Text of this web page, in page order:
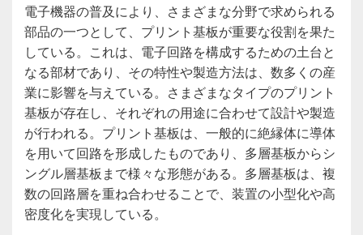
電子機器の普及により、さまざまな分野で求められる
部品の一つとして、プリント基板が重要な役割を果た
している。 これは、電子回路を構成するための土台と
なる部材であり、その特性や製造方法は、数多くの産
業に影響を与えている。さまざまなタイプのプリント
基板が存在し、それぞれの用途に合わせて設計や製造
が行われる。プリント基板は、一般的に絶縁体に導体
を用いて回路を形成したものであり、多層基板からシ
ングル層基板まで様々な形態がある。多層基板は、複
数の回路層を重ね合わせることで、装置の小型化や高
密度化を実現している。